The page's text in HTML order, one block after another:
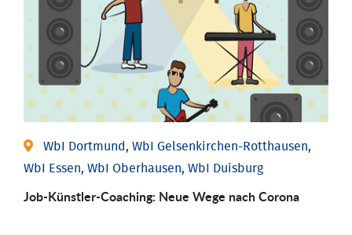
WbI Dortmund, WbI Gelsenkirchen-Rotthausen,
WbI Essen, WbI Oberhausen, WbI Duisburg
Job-Künstler-Coaching: Neue Wege nach Corona